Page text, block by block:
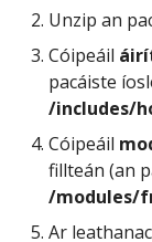
Unzip an
Cóipeáil
pacáiste
/includes/
Cóipeáil
fillteán (an
/modules/
Ar